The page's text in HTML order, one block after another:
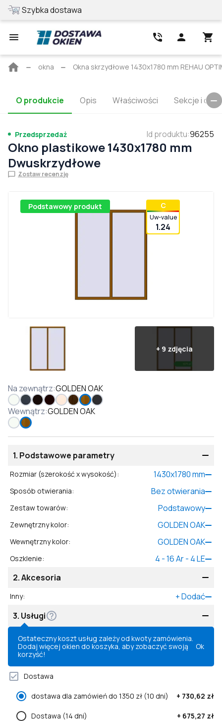
Szybka dostawa
Strona
okna Okna skrzydłowe 1430x1780 mm REHAU
O produkcie Opis Właściwości Sekcje i
Przedsprzedaż Id produktu:96255
Okno plastikowe 1430x1780 mm
Dwuskrzydłowe
Zostaw recenzję
Podstawowy produkt С
Uw-value
1.24
+ 9 zdjęcia
Na zewnątrz:GOLDEN OAK
Wewnątrz:GOLDEN OAK
1. Podstawowe parametry
Rozmiar (szerokość x wysokość): 1430x1780mm
Sposób otwierania: Bez otwierania
Zestaw towarów: Podstawowy
Zewnętrzny kolor: GOLDEN OAK
Wewnętrzny kolor: GOLDEN OAK
Oszklenie:
4 - 16 Ar - 4 LE
2.Akcesoria
Inny: +Dodać
3. Usługi
Ostateczny koszt usług zależy od kwoty zamówienia.
Dodaj więcej okien do koszyka, aby zobaczyć swoją
korzyść!
Ok
Dostawa
dostawa dla zamówień do 1350 zł (10 dni) + 730,62 zł
Dostawa (14 dni) + 675,27 zł